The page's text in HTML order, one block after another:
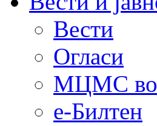
Вести
Огласи
МЦМС во
е-Билтен